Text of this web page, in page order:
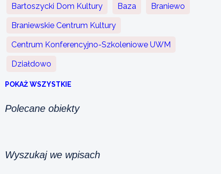
Bartoszycki Dom Kultury Baza Braniewo
Braniewskie Centrum Kultury
Centrum Konferencyjno-Szkoleniowe UWM
Działdowo
POKAŻ WSZYSTKIE
Polecane obiekty
Wyszukaj we wpisach